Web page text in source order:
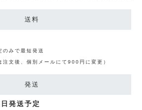
送料
のみで最短発送
注文後、個別メールにて900円に変更）
発送
発送予定